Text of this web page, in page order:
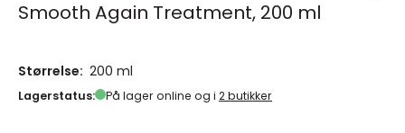
Smooth Again Treatment, 200 ml
Størrelse: 200 ml
Lagerstatus: På lager online og i 2 butikker